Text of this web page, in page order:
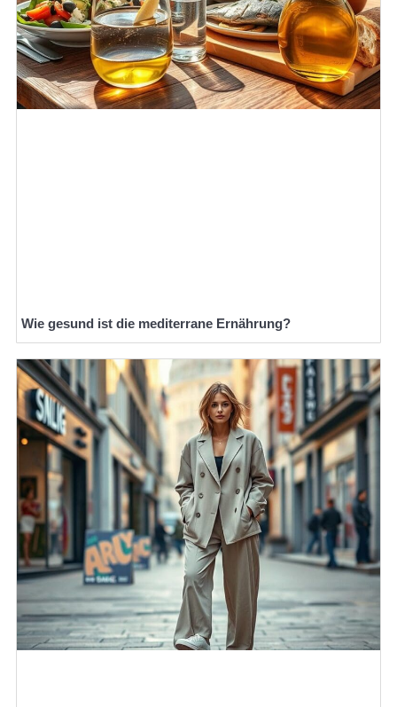
Wie gesund ist die mediterrane Ernährung?